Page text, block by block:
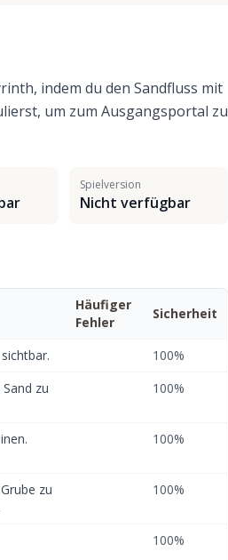
indem du den Sandfluss mit
um zum Ausgangsportal zu
Spielversion
Nicht verfügbar
Häufiger
Fehler
Sicherheit
100%
zu
100%
100%
zu
100%
100%